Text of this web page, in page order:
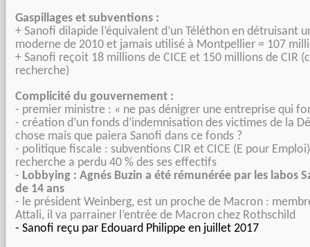
Gaspillages et subventions :
+ Sanofi dilapide l’équivalent d’un Téléthon en détruisant
moderne de 2010 et jamais utilisé à Montpellier = 107
+ Sanofi reçoit 18 millions de CICE et 150 millions de CIR
recherche)
Complicité du gouvernement :
- premier ministre : « ne pas dénigrer une entreprise qui
- création d’un fonds d’indemnisation des victimes de la
chose mais que paiera Sanofi dans ce fonds ?
- politique fiscale : subventions CIR et CICE (E pour
recherche a perdu 40 % des ses effectifs
- Lobbying : Agnés Buzin a été rémunérée par les labos
de 14 ans
- le président Weinberg, est un proche de Macron :
Attali, il va parrainer l’entrée de Macron chez Rothschild
- Sanofi reçu par Edouard Philippe en juillet 2017